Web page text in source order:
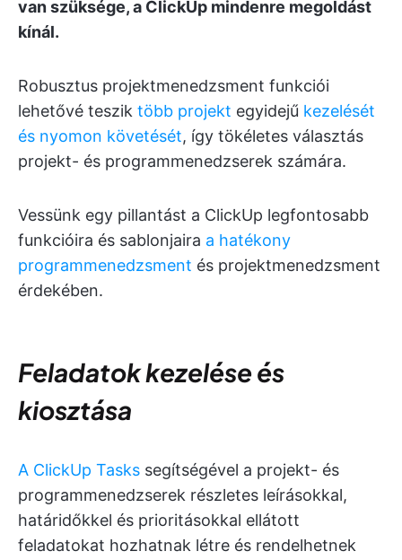
van szüksége, a ClickUp mindenre megoldást
kínál.
Robusztus projektmenedzsment funkciói
lehetővé teszik több projekt egyidejű kezelését
és nyomon követését, így tökéletes választás
projekt- és programmenedzserek számára.
Vessünk egy pillantást a ClickUp legfontosabb
funkcióira és sablonjaira a hatékony
programmenedzsment és projektmenedzsment
érdekében.
Feladatok kezelése és
kiosztása
A ClickUp Tasks segítségével a projekt- és
programmenedzserek részletes leírásokkal,
határidőkkel és prioritásokkal ellátott
feladatokat hozhatnak létre és rendelhetnek